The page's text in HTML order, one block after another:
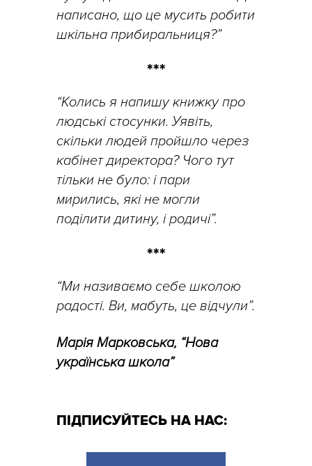
написано, що це мусить робити
шкільна прибиральниця?”
***
“Колись я напишу книжку про
людські стосунки. Уявіть,
скільки людей пройшло через
кабінет директора? Чого тут
тільки не було: і пари
мирились, які не могли
поділити дитину, і родичі”.
***
“Ми називаємо себе школою
радості. Ви, мабуть, це відчули”.
Марія Марковська, “Нова
українська школа”
ПІДПИСУЙТЕСЬ НА НАС: